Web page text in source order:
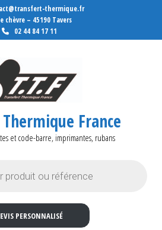
thermique.fr
chèvre – 45190 Tavers
02 44 84 17 11
France
et code-barre, imprimantes, rubans
PERSONNALISÉ